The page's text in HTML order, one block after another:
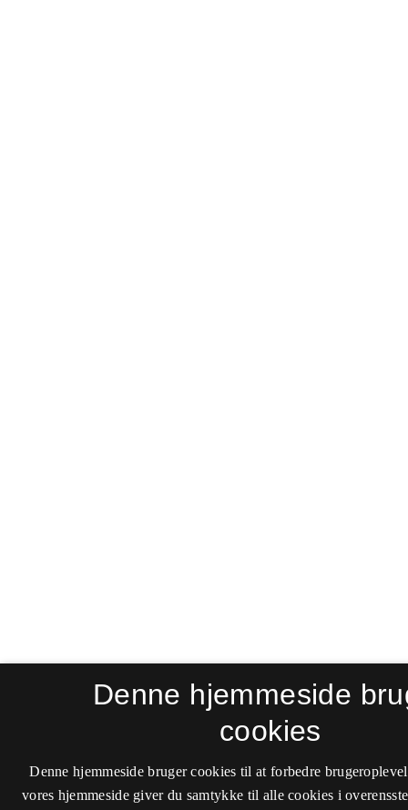
Denne hjemmeside
cookies
Denne hjemmeside bruger cookies til at forbedre
vores hjemmeside giver du samtykke til alle cookies i